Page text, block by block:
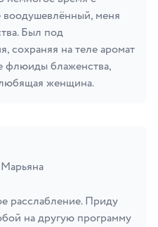
меня
Был под
сохраняя на теле аромат
флюиды блаженства,
женщина.
расслабление. Приду
на другую программу